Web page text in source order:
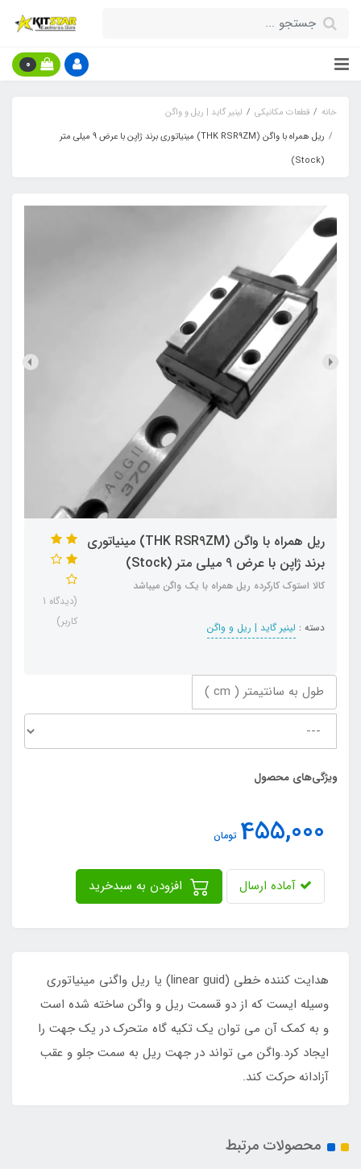
0
خانه قطعات مکانیکی
لینیر گاید | ریل و واگن
ریل همراه با واگن (THK RSR9ZM) مینیاتوری برند ژاپن با عرض 9 میلی متر
(Stock)
ریل همراه با واگن (THK RSR9ZM) مینیاتوری
برند ژاپن با عرض 9 میلی متر (Stock)
کالا استوک کارکرده ریل همراه با یک واگن میباشد
دسته : لینیر گاید | ریل و واگن
(دیدگاه 1
کاربر)
طول به سانتیمتر ( cm )
ویژگی‌های محصول
455,000 تومان
آماده ارسال
هدایت کننده خطی (linear guid) یا ریل واگنی مینیاتوری
وسیله ایست که از دو قسمت ریل و واگن ساخته شده است
و به کمک آن می توان یک تکیه گاه متحرک در یک جهت را
ایجاد کرد.واگن می تواند در جهت ریل به سمت جلو و عقب
آزادانه حرکت کند.
محصولات مرتبط